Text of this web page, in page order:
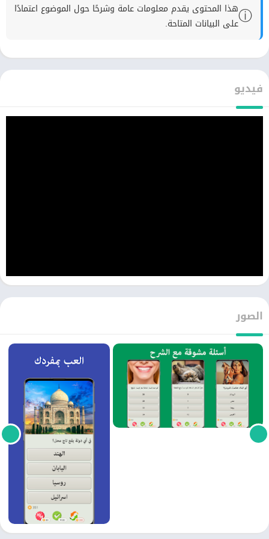
ⓘهذا المحتوى يقدم معلومات عامة وشرحًا حول الموضوع اعتمادًا
على البيانات المتاحة.
فيديو
الصور